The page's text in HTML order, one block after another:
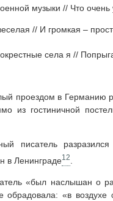
музыки // Что очень
// И громкая –
села я //
проездом в Германию
из гостиничной
писатель
в Ленинграде12
«был наслышан о
обрадовала: «в воздухе